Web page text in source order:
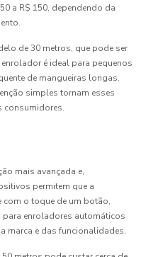
a R$ 150, dependendo da
de 30 metros, que pode ser
é ideal para pequenos
de mangueiras longas.
simples tornam esses
consumidores.
mais avançada e,
permitem que a
com o toque de um botão,
enroladores automáticos
marca e das funcionalidades.